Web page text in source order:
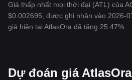
Giá thấp nhất mọi thời đại (ATL) của
$0.002695, được ghi nhận vào 2026-
giá hiện tại AtlasOra đã tăng 25.47%.
Dự đoán giá AtlasOra